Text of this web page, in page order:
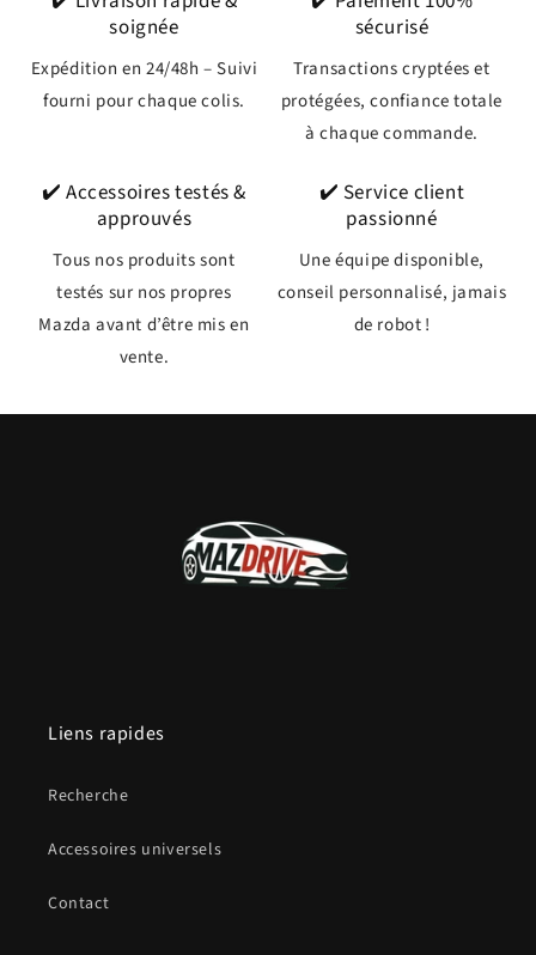
soignée
Expédition en 24/48h – Suivi
fourni pour chaque colis.
sécurisé
Transactions cryptées et
protégées, confiance totale
à chaque commande.
✔️ Accessoires testés &
approuvés
Tous nos produits sont
testés sur nos propres
Mazda avant d’être mis en
vente.
✔️ Service client
passionné
Une équipe disponible,
conseil personnalisé, jamais
de robot !
Liens rapides
Recherche
Accessoires universels
Contact